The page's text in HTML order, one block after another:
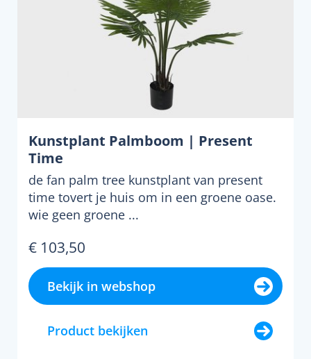
Kunstplant Palmboom | Present
Time
de fan palm tree kunstplant van present
time tovert je huis om in een groene oase.
wie geen groene ...
€ 103,50
Bekijk in webshop
Product bekijken